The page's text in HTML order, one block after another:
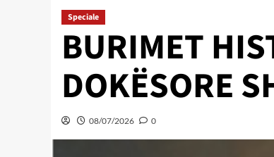
Speciale
BURIMET
DOKËSORE
08/07/2026 0